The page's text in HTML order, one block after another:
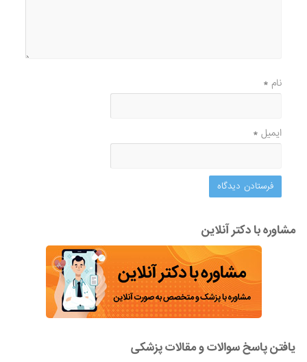
نام*
ایمیل*
مشاوره با دکتر آنلاین
یافتن پاسخ سوالات و مقالات پزشکی